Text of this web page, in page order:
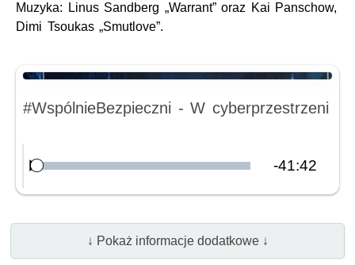
Muzyka: Linus Sandberg „Warrant” oraz Kai Panschow,
Dimi Tsoukas „Smutlove”.
Nagranie audio
#WspólnieBezpieczni - W cyberprzestrzeni
Odtwórz
Załadowany:
Pozostały
-41:42
↓ Pokaż informacje dodatkowe ↓